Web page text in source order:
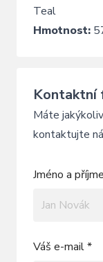
Teal
Hmotnost:
Kontaktní
Máte
kontaktujte
Jméno a
Váš e-mail *